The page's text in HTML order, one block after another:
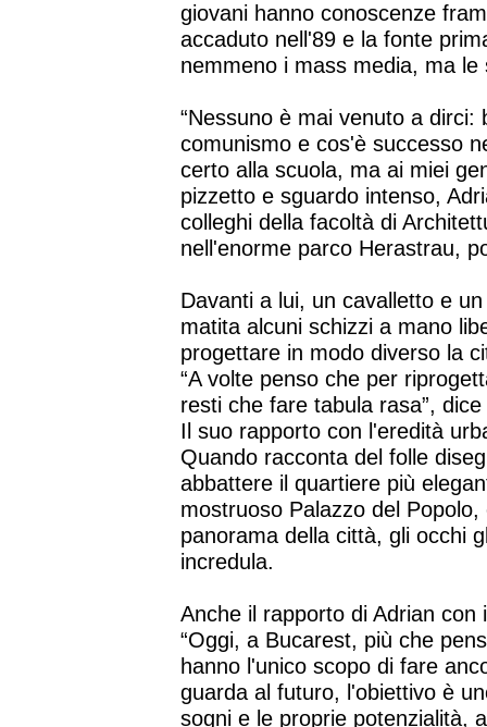
giovani hanno conoscenze
accaduto nell'89 e la fonte
nemmeno i mass media, ma
“Nessuno è mai venuto a
comunismo e cos'è successo
certo alla scuola, ma ai miei
pizzetto e sguardo intenso,
colleghi della facoltà di
nell'enorme parco Herastrau,
Davanti a lui, un cavalletto e
matita alcuni schizzi a mano
progettare in modo diverso la
“A volte penso che per
resti che fare tabula rasa”,
Il suo rapporto con l'eredità
Quando racconta del folle
abbattere il quartiere più
mostruoso Palazzo del
panorama della città, gli occhi
incredula.
Anche il rapporto di Adrian
“Oggi, a Bucarest, più che
hanno l'unico scopo di fare
guarda al futuro, l'obiettivo è
sogni e le proprie potenzialità,